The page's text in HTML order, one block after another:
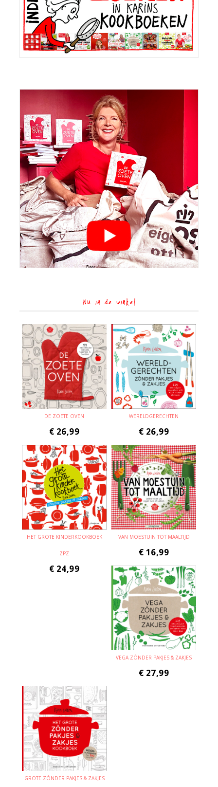
Nu in de winkel
DE ZOETE OVEN
€ 26,99
WERELDGERECHTEN
€ 26,99
HET GROTE KINDERKOOKBOEK
ZPZ
€ 24,99
VAN MOESTUIN TOT MAALTIJD
€ 16,99
VEGA ZÓNDER PAKJES & ZAKJES
€ 27,99
GROTE ZÓNDER PAKJES & ZAKJES